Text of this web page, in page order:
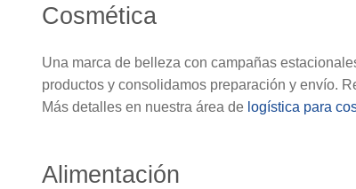
Cosmética
Una marca de belleza con campañas
productos y consolidamos preparación y envío.
Más detalles en nuestra área de logística para
Alimentación